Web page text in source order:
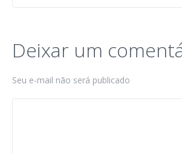
Deixar um
Seu e-mail não será publicado